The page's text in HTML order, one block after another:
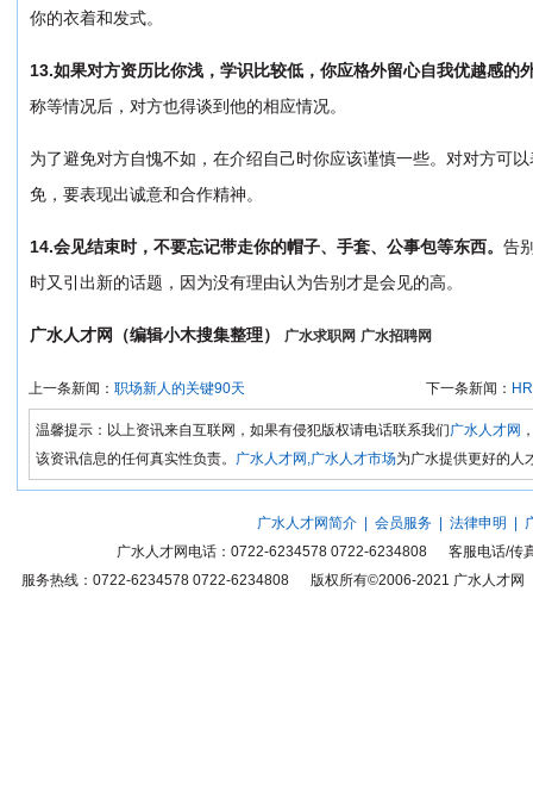
你的衣着和发式。
13.如果对方资历比你浅，学识比较低，你应格外留心自我优越感的
称等情况后，对方也得谈到他的相应情况。
为了避免对方自愧不如，在介绍自己时你应该谨慎一些。对对方可
免，要表现出诚意和合作精神。
14.会见结束时，不要忘记带走你的帽子、手套、公事包等东西。 告
时又引出新的话题，因为没有理由认为告别才是会见的高。
广水人才网（编辑小木搜集整理） 广水求职网 广水招聘网
上一条新闻： 职场新人的关键90天 下一条新闻：
温馨提示：以上资讯来自互联网，如果有侵犯版权请电话联系我们广水人才网
该资讯信息的任何真实性负责。
广水人才网,广水人才市场为广水提供更好的人
广水人才网简介| 会员服务| 法律申明
广水人才网 电话：0722-6234578 0722-6234808 客服电话/传
服务热线：0722-6234578 0722-6234808 版权所有©2006-2021 广水人才网